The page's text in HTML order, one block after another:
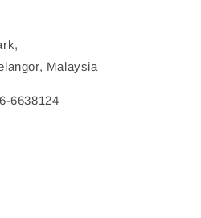
Malaysia
6638124